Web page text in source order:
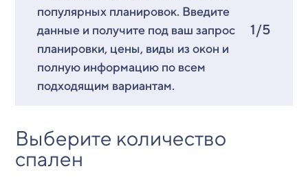
популярных планировок. Введите
данные и получите под ваш запрос
планировки, цены, виды из окон и
полную информацию по всем
подходящим вариантам.
1/5
Выберите количество
спален